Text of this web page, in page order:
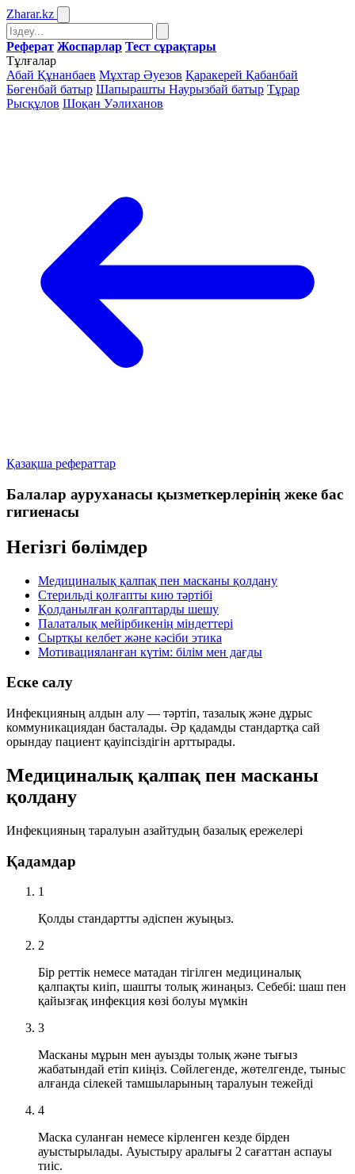
Zharar.kz
Реферат Жоспарлар Тест сұрақтары
Тұлғалар
Абай Құнанбаев Мұхтар Әуезов Қаракерей Қабанбай
Бөгенбай батыр Шапырашты Наурызбай батыр Тұрар
Рысқұлов Шоқан Уәлиханов
Қазақша рефераттар
Балалар ауруханасы қызметкерлерінің жеке бас
гигиенасы
Негізгі бөлімдер
Медициналық қалпақ пен масканы қолдану
Стерильді қолғапты кию тәртібі
Қолданылған қолғаптарды шешу
Палаталық мейірбикенің міндеттері
Сыртқы келбет және кәсіби этика
Мотивацияланған күтім: білім мен дағды
Еске салу
Инфекцияның алдын алу — тәртіп, тазалық және дұрыс
коммуникациядан басталады. Әр қадамды стандартқа сай
орындау пациент қауіпсіздігін арттырады.
Медициналық қалпақ пен масканы
қолдану
Инфекцияның таралуын азайтудың базалық ережелері
Қадамдар
1
Қолды стандартты әдіспен жуыңыз.
2
Бір реттік немесе матадан тігілген медициналық
қалпақты киіп, шашты толық жинаңыз. Себебі: шаш пен
қайызғақ инфекция көзі болуы мүмкін
3
Масканы мұрын мен ауызды толық және тығыз
жабатындай етіп киіңіз. Сөйлегенде, жөтелгенде, тыныс
алғанда сілекей тамшыларының таралуын тежейді
4
Маска суланған немесе кірленген кезде бірден
ауыстырылады. Ауыстыру аралығы 2 сағаттан аспауы
тиіс.